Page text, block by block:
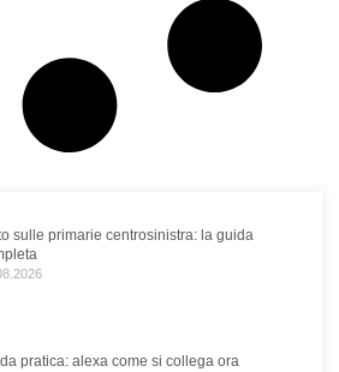
sulle primarie centrosinistra: la guida
pratica: alexa come si collega ora